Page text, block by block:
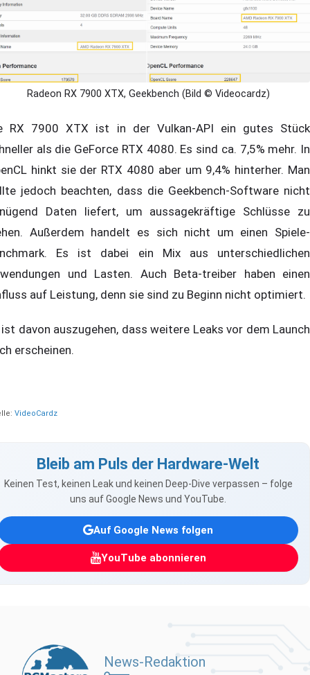
Radeon RX 7900 XTX, Geekbench (Bild © Videocardz)
RX 7900 XTX ist in der Vulkan-API ein gutes Stück
als die GeForce RTX 4080. Es sind ca. 7,5% mehr. In
hinkt sie der RTX 4080 aber um 9,4% hinterher. Man
jedoch beachten, dass die Geekbench-Software nicht
Daten liefert, um aussagekräftige Schlüsse zu
Außerdem handelt es sich nicht um einen Spiele-
Es ist dabei ein Mix aus unterschiedlichen
und Lasten. Auch Beta-treiber haben einen
auf Leistung, denn sie sind zu Beginn nicht optimiert.
ist davon auszugehen, dass weitere Leaks vor dem Launch
erscheinen.
VideoCardz
Bleib am Puls der Hardware-Welt
Keinen Test, keinen Leak und keinen Deep-Dive verpassen – folge
uns auf Google News und YouTube.
Auf Google News folgen
YouTube abonnieren
News-Redaktion